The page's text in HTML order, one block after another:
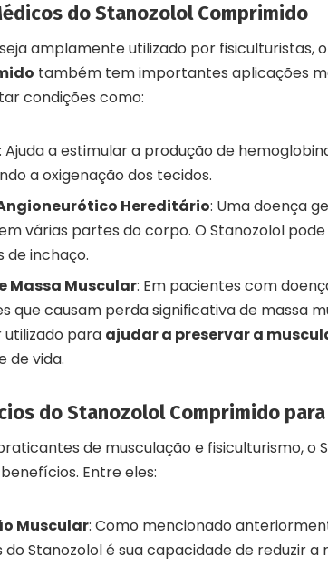
do Stanozolol Comprimido
amplamente utilizado por fisiculturistas, o
também tem importantes aplicações
condições como:
: Ajuda a estimular a produção de
a oxigenação dos tecidos.
Hereditário: Uma doença
várias partes do corpo. O Stanozolol
de inchaço.
Massa Muscular: Em pacientes com
que causam perda significativa de massa
utilizado para ajudar a preservar a
de vida.
do Stanozolol Comprimido
de musculação e fisiculturismo, o
Entre eles:
Muscular: Como mencionado
Stanozolol é sua capacidade de reduzir a